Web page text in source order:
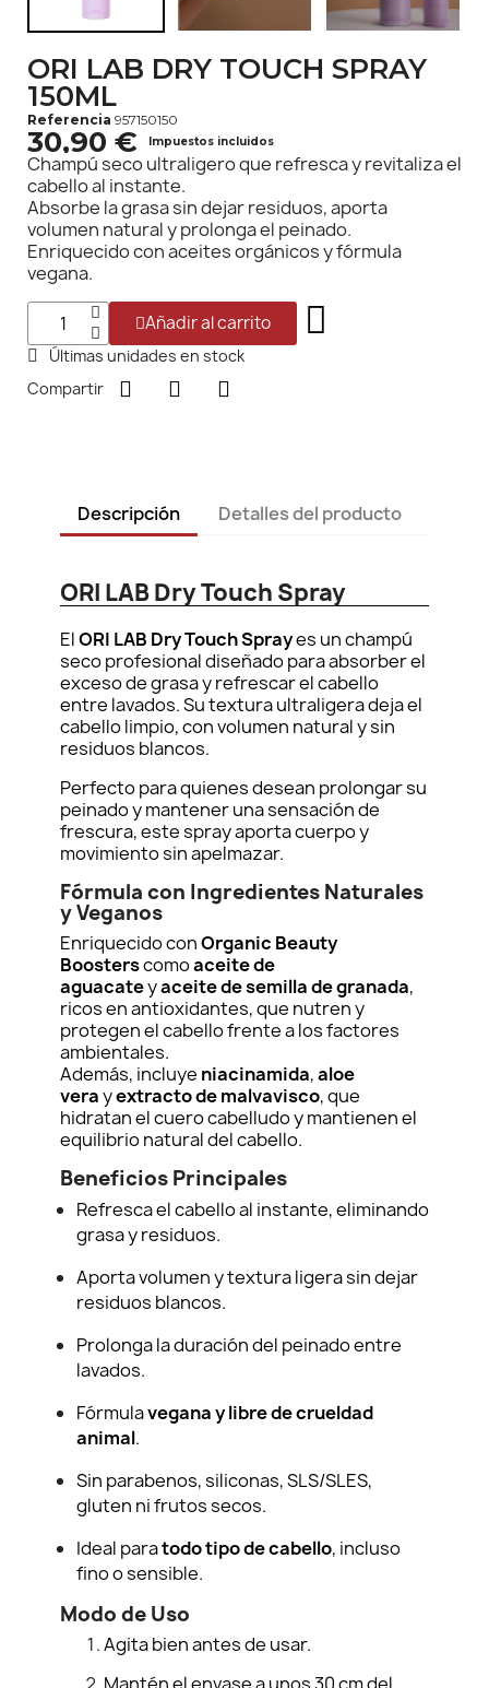
ORI LAB DRY TOUCH SPRAY
150ML
Referencia 957150150
30,90 € Impuestos incluidos
Champú seco ultraligero que refresca y revitaliza el
cabello al instante.
Absorbe la grasa sin dejar residuos, aporta
volumen natural y prolonga el peinado.
Enriquecido con aceites orgánicos y fórmula
vegana.
Añadir al carrito
Últimas unidades en stock
Compartir
Descripción Detalles del producto
ORI LAB Dry Touch Spray
ElORI LAB Dry Touch Sprayes un champú
seco profesional diseñado para absorber el
exceso de grasa y refrescar el cabello
entre lavados. Su textura ultraligera deja el
cabello limpio, con volumen natural y sin
residuos blancos.
Perfecto para quienes desean prolongar su
peinado y mantener una sensación de
frescura, este spray aporta cuerpo y
movimiento sin apelmazar.
Fórmula con Ingredientes Naturales
y Veganos
Enriquecido conOrganic Beauty
Boosterscomoaceite de
aguacateyaceite de semilla de granada,
ricos en antioxidantes, que nutren y
protegen el cabello frente a los factores
ambientales.
Además, incluye niacinamida,aloe
verayextracto de malvavisco, que
hidratan el cuero cabelludo y mantienen el
equilibrio natural del cabello.
Beneficios Principales
Refresca el cabello al instante, eliminando
grasa y residuos.
Aporta volumen y textura ligera sin dejar
residuos blancos.
Prolonga la duración del peinado entre
lavados.
Fórmulavegana y libre de crueldad
animal.
Sin parabenos, siliconas, SLS/SLES,
gluten ni frutos secos.
Ideal paratodo tipo de cabello, incluso
fino o sensible.
Modo de Uso
Agita bien antes de usar.